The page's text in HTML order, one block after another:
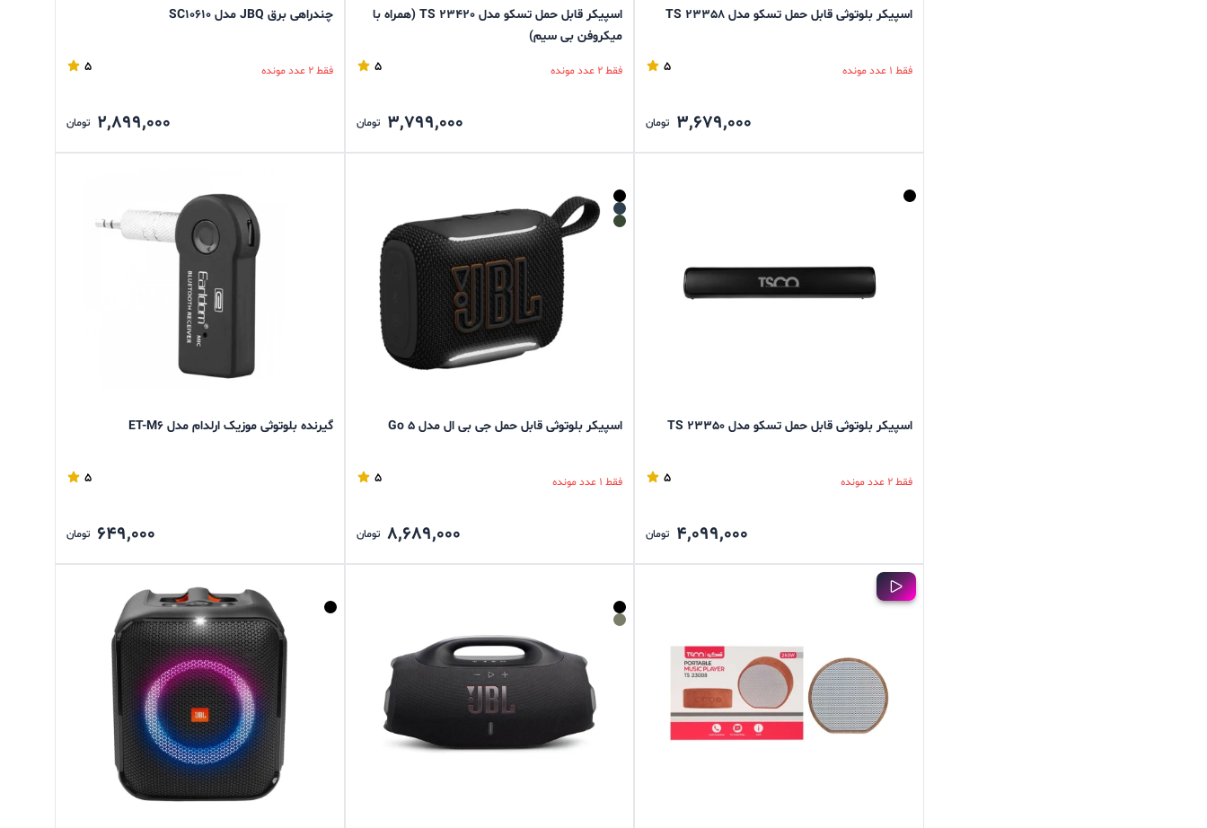
اسپیکر بلوتوثی قابل حمل تسکو مدل TS 23358
فقط 1 عدد مونده 5
3,679,000 تومان
اسپیکر قابل حمل تسکو مدل TS 23420 (همراه با
میکروفن بی سیم)
فقط 2 عدد مونده 5
3,799,000 تومان
چندراهی برق JBQ مدل SC10610
فقط 2 عدد مونده 5
2,899,000 تومان
اسپیکر بلوتوثی قابل حمل تسکو مدل TS 23350
فقط 2 عدد مونده 5
4,099,000 تومان
اسپیکر بلوتوثی قابل حمل جی بی ال مدل Go 5
فقط 1 عدد مونده 5
8,689,000 تومان
گیرنده بلوتوثی موزیک ارلدام مدل ET-M6
5
649,000 تومان